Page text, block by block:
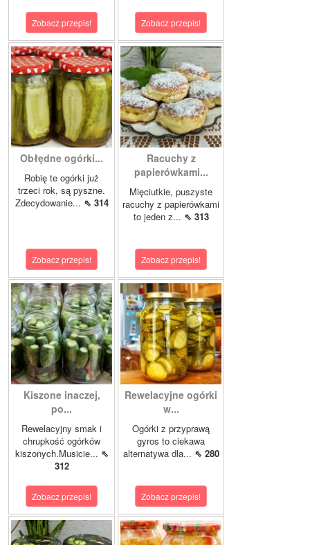
Zobacz przepis! Zobacz przepis!
Obłędne ogórki...
Robię te ogórki już
trzeci rok, są pyszne.
Zdecydowanie... ⇖ 314
Zobacz przepis!
Racuchy z
papierówkami...
Mięciutkie, puszyste
racuchy z papierówkami
to jeden z... ⇖ 313
Zobacz przepis!
Kiszone inaczej,
po...
Rewelacyjny smak i
chrupkość ogórków
kiszonych.Musicie... ⇖
312
Zobacz przepis!
Rewelacyjne ogórki
w...
Ogórki z przyprawą
gyros to ciekawa
alternatywa dla... ⇖ 280
Zobacz przepis!